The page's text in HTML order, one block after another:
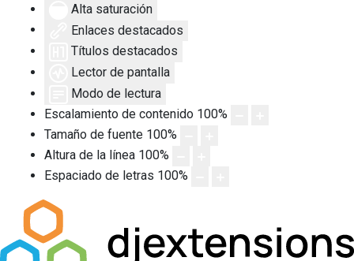
Alta saturación
Enlaces destacados
Títulos destacados
Lector de pantalla
Modo de lectura
Escalamiento de contenido 100%
Tamaño de fuente 100%
Altura de la línea 100%
Espaciado de letras 100%